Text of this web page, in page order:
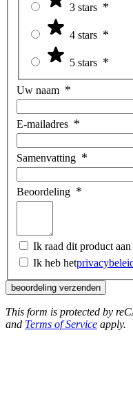
3 stars
4 stars
5 stars
Uw naam
E-mailadres
Samenvatting
Beoordeling
Ik raad dit product aan
Ik heb het
beoordeling verzenden
This form is protected by
and Terms of Service apply.